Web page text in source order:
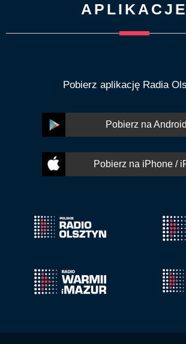
APLIKACJE
Pobierz aplikację Radia
Pobierz na Android
Pobierz na iPhone /